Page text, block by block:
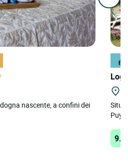
nascente, a confini dei
Puy-